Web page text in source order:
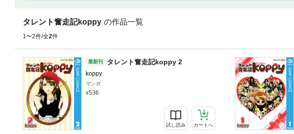
タレント奮走記koppy の作品一覧
1〜2件/全2件
最新刊 タレント奮走記koppy 2
koppy
マンガ
536
試し読み カートへ